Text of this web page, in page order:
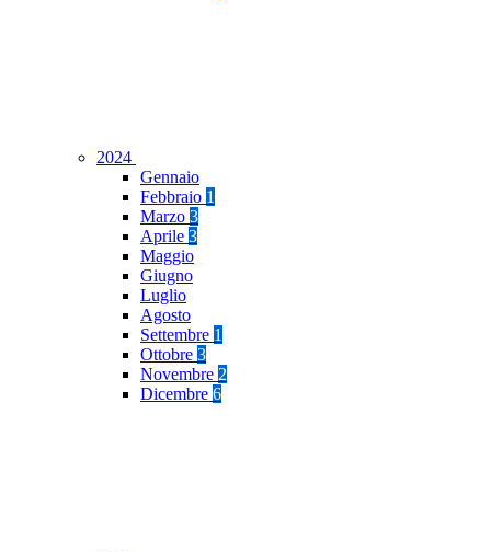
2024
Gennaio
Febbraio 1
Marzo 3
Aprile 3
Maggio
Giugno
Luglio
Agosto
Settembre 1
Ottobre 3
Novembre 2
Dicembre 6